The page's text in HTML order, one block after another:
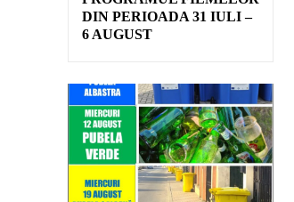
DIN PERIOADA 31 IULI –
6 AUGUST